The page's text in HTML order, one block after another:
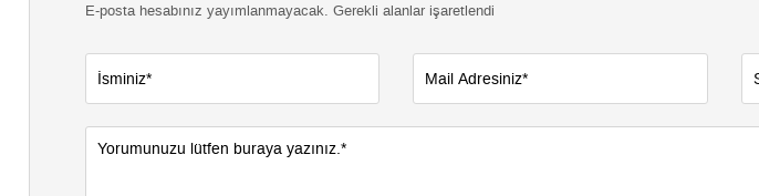
E-posta hesabınız yayımlanmayacak. Gerekli alanlar işaretlendi